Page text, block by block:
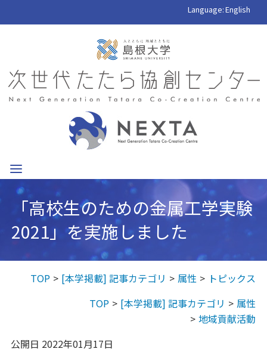
Language:English
「高校生のための金属工学実験
2021」を実施しました
TOP [本学掲載] 記事カテゴリ 属性
トピックス
TOP
[本学掲載] 記事カテゴリ
属性
地域貢献活動
公開日 2022年01月17日